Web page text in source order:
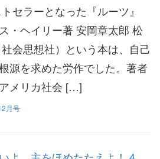
ラーとなった『ルーツ』
・ヘイリー著 安岡章太郎 松
会思想社）という本は、自己
源を求めた労作でした。著者
メリカ社会 […]
月号